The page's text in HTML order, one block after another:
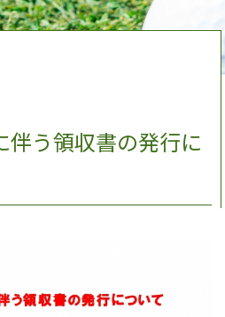
伴う領収書の発行に